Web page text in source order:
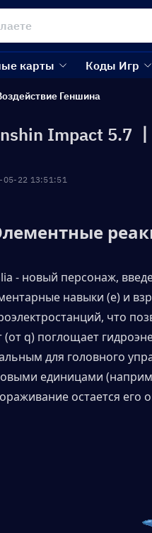
карты Коды Игр
Геншина
Impact 5.7
05-22 13:51:51
- новый персонаж,
навыки (e) и
что
q) поглощает
для головного
единицами
остается его